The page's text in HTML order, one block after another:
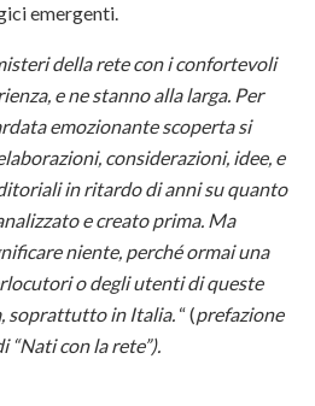
emergenti.
della rete con i confortevoli
e ne stanno alla larga. Per
emozionante scoperta si
considerazioni, idee, e
in ritardo di anni su quanto
e creato prima. Ma
niente, perché ormai una
o degli utenti di queste
soprattutto in Italia. “ (prefazione
“Nati con la rete”).